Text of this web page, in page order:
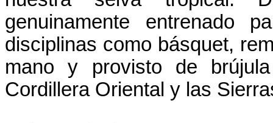
genuinamente entrenado
disciplinas como básquet,
mano y provisto de
Cordillera Oriental y las